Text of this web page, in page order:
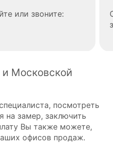
или звоните:
Московской
посмотреть
на замер, заключить
Вы также можете,
офисов продаж.